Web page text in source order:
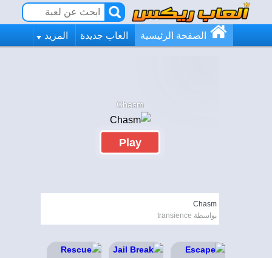
الصفحة الرئيسية العاب جديدة المزيد
Chasm
Play
Chasm
بواسطة transience